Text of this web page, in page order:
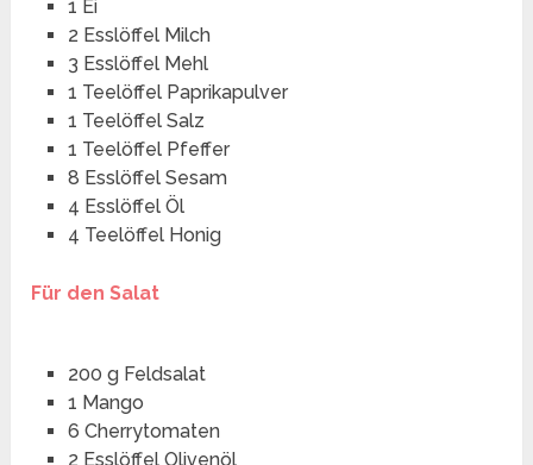
1 Ei
2 Esslöffel Milch
3 Esslöffel Mehl
1 Teelöffel Paprikapulver
1 Teelöffel Salz
1 Teelöffel Pfeffer
8 Esslöffel Sesam
4 Esslöffel Öl
4 Teelöffel Honig
Für den Salat
200 g Feldsalat
1 Mango
6 Cherrytomaten
2 Esslöffel Olivenöl